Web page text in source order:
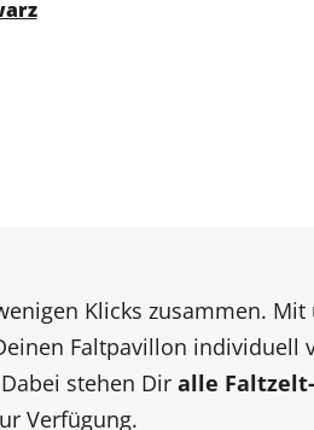
Klicks zusammen. Mit
Faltpavillon individuell
stehen Dir alle
Verfügung.